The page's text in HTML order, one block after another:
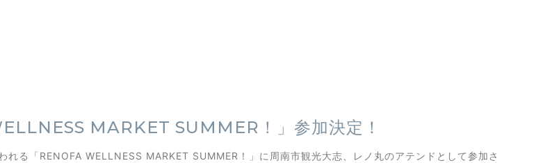
MARKET SUMMER！」参加決定！
れる「RENOFA WELLNESS MARKET SUMMER！」に周南市観光大志、レノ丸のアテンドとして参加さ